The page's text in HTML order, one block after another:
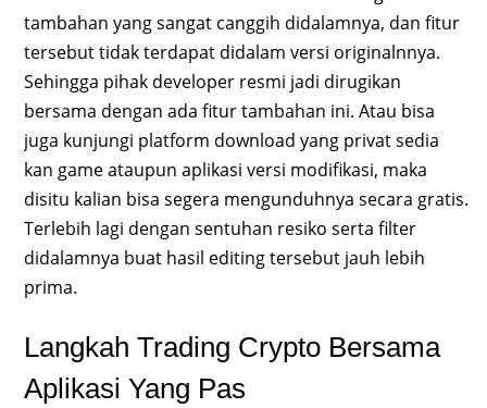
tambahan yang sangat canggih didalamnya, dan fitur
tersebut tidak terdapat didalam versi originalnnya.
Sehingga pihak developer resmi jadi dirugikan
bersama dengan ada fitur tambahan ini. Atau bisa
juga kunjungi platform download yang privat sedia
kan game ataupun aplikasi versi modifikasi, maka
disitu kalian bisa segera mengunduhnya secara gratis.
Terlebih lagi dengan sentuhan resiko serta filter
didalamnya buat hasil editing tersebut jauh lebih
prima.
Langkah Trading Crypto Bersama
Aplikasi Yang Pas